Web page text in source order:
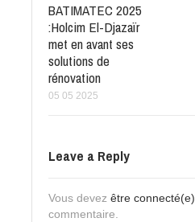
BATIMATEC 2025
:Holcim El-Djazaïr
met en avant ses
solutions de
rénovation
05 05 2025
Leave a Reply
Vous devez être connecté(e)
commentaire.